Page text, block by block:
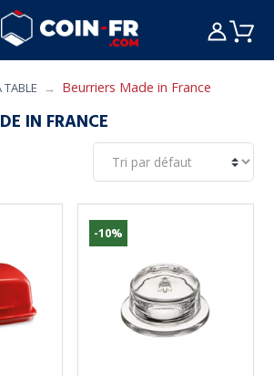
CUISINE MOBILIER
TABLE Beurriers Made in France
IN FRANCE
-10%